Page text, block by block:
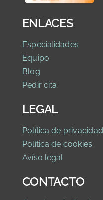
ENLACES
Especialidades
Equipo
Blog
Pedir cita
LEGAL
Política de privacidad
Política de cookies
Avíso legal
CONTACTO